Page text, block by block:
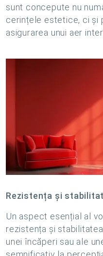
sunt concepute nu
cerințele estetice, ci și
asigurarea unui aer
Rezistența și
Un aspect esențial al
rezistența și
unei încăperi sau ale